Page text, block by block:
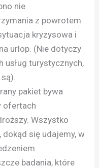
nie
z powrotem
kryzysowa i
urlop. (Nie dotyczy
usług turystycznych,
pakiet bywa
ofertach
Wszystko
dokąd się udajemy, w
badania, które